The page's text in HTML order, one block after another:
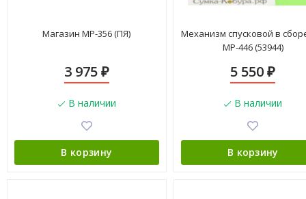
Магазин МР-356 (ПЯ)
3 975 ₽
В наличии
В корзину
Механизм спусковой в
МР-446 (53944)
5 550₽
В наличии
В корзину